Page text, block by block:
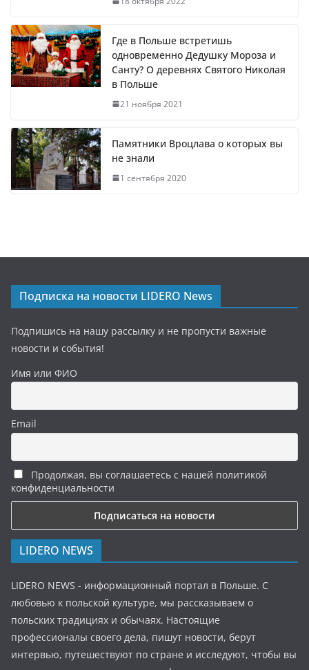
Где в Польше встретишь
одновременно Дедушку Мороза и
Санту? О деревнях Святого Николая
в Польше
21 ноября 2021
Памятники Вроцлава о которых вы
не знали
1 сентября 2020
Подписка на новости LIDERO News
Подпишись на нашу рассылку и не пропусти важные
новости и события!
Имя или ФИО
Email
Продолжая, вы соглашаетесь с нашей политикой
конфиденциальности
LIDERO NEWS
LIDERO NEWS - информационный портал в Польше. С
любовью к польской культуре, мы рассказываем о
польских традициях и обычаях. Настоящие
профессионалы своего дела, пишут новости, берут
интервью, путешествуют по стране и исследуют, чтобы вы